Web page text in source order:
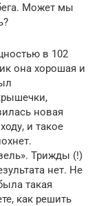
Может мы
в 102
она хорошая и
новая
и такое
Трижды (!)
нет. Не
такая
как решить